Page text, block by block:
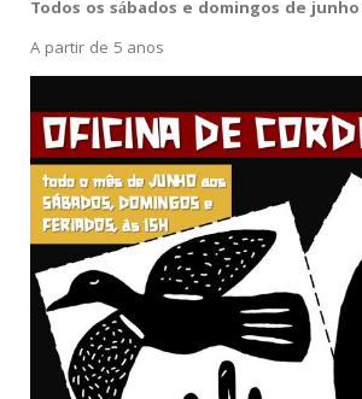
Todos os sábados e domingos de junho
A partir de 5 anos